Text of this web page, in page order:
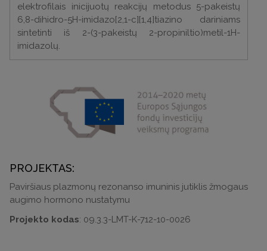
elektrofilais inicijuotų reakcijų metodus 5-pakeistų
6,8-dihidro-5H-imidazo[2,1-c][1,4]tiazino dariniams
sintetinti iš 2-(3-pakeistų 2-propiniltio)metil-1H-
imidazolų.
PROJEKTAS:
Paviršiaus plazmonų rezonanso imuninis jutiklis žmogaus
augimo hormono nustatymu
Projekto kodas: 09.3.3-LMT-K-712-10-0026